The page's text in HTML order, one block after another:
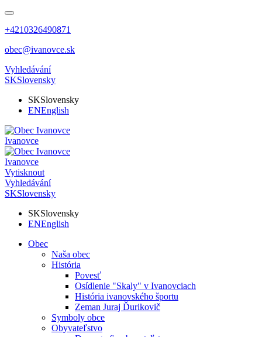
+4210326490871
obec@ivanovce.sk
Vyhledávání
SKSlovensky
SKSlovensky
ENEnglish
Ivanovce
Ivanovce
Vytisknout
Vyhledávání
SKSlovensky
SKSlovensky
ENEnglish
Obec
Naša obec
História
Povesť
Osídlenie "Skaly" v Ivanovciach
História ivanovského športu
Zeman Juraj Ďurikovič
Symboly obce
Obyvateľstvo